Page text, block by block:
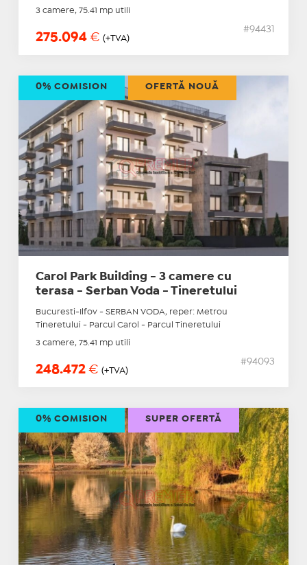
3 camere, 75.41 mp utili
275.094 € (+TVA)
#94431
Carol Park Building - 3 camere cu
terasa - Serban Voda - Tineretului
Bucuresti-Ilfov - SERBAN VODA, reper: Metrou
Tineretului - Parcul Carol - Parcul Tineretului
3 camere, 75.41 mp utili
248.472 € (+TVA)
#94093
0% COMISION OFERTĂ NOUĂ
0% COMISION SUPER OFERTĂ